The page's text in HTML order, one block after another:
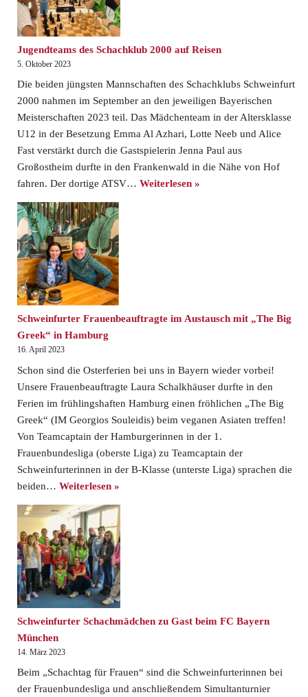
Jugendteams des Schachklub 2000 auf Reisen
5. Oktober 2023
Die beiden jüngsten Mannschaften des Schachklubs Schweinfurt
2000 nahmen im September an den jeweiligen Bayerischen
Meisterschaften 2023 teil. Das Mädchenteam in der Altersklasse
U12 in der Besetzung Emma Al Azhari, Lotte Neeb und Alice
Fast verstärkt durch die Gastspielerin Jenna Paul aus
Großostheim durfte in den Frankenwald in die Nähe von Hof
fahren. Der dortige ATSV… Weiterlesen »
Schweinfurter Frauenbeauftragte im Austausch mit „The Big
Greek“ in Hamburg
16. April 2023
Schon sind die Osterferien bei uns in Bayern wieder vorbei!
Unsere Frauenbeauftragte Laura Schalkhäuser durfte in den
Ferien im frühlingshaften Hamburg einen fröhlichen „The Big
Greek“ (IM Georgios Souleidis) beim veganen Asiaten treffen!
Von Teamcaptain der Hamburgerinnen in der 1.
Frauenbundesliga (oberste Liga) zu Teamcaptain der
Schweinfurterinnen in der B-Klasse (unterste Liga) sprachen die
beiden… Weiterlesen »
Schweinfurter Schachmädchen zu Gast beim FC Bayern
München
14. März 2023
Beim „Schachtag für Frauen“ sind die Schweinfurterinnen bei
der Frauenbundesliga und anschließendem Simultanturnier